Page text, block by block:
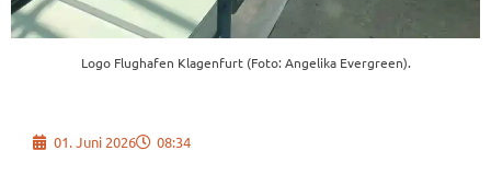
Logo Flughafen Klagenfurt (Foto: Angelika Evergreen).
01. Juni 2026 08:34